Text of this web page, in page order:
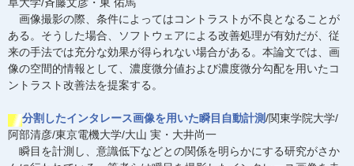
画像撮影の際、条件によってはコントラストが不良となることが
ある。そうした場合、ソフトウェアによる改善処理が有効だが、従
来の手法では充分な効果が得られない場合がある。本論文では、画
像の空間的情報として、濃度微分値および濃度微分勾配を用いたコ
ントラスト改善法を提案する。
分割したインタレース画像を用いた瞬目自動計測/関東学院大学/
阿部清彦/東京電機大学/大山 実・大井尚一
瞬目を計測し、意識低下などとの関係を明らかにする研究がさか